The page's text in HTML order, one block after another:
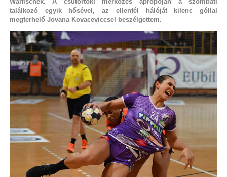
találkozó egyik hősével, az ellenfél hálóját kilenc góllal
megterhelő Jovana Kovaceviccsel beszélgettem.